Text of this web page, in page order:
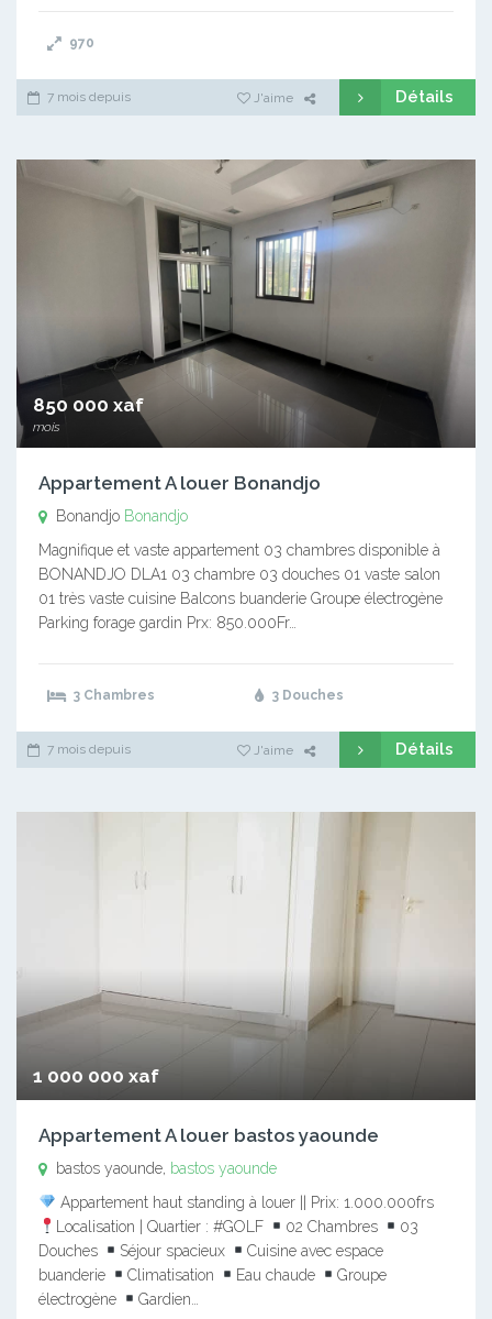
970
7 mois depuis J'aime Détails
850 000 xaf
mois
Appartement A louer Bonandjo
Bonandjo Bonandjo
Magnifique et vaste appartement 03 chambres disponible à
BONANDJO DLA1 03 chambre 03 douches 01 vaste salon
01 très vaste cuisine Balcons buanderie Groupe électrogène
Parking forage gardin Prx: 850.000Fr…
3 Chambres 3 Douches
7 mois depuis J'aime Détails
1 000 000 xaf
Appartement A louer bastos yaounde
bastos yaounde, bastos yaounde
Appartement haut standing à louer || Prix: 1.000.000frs
Localisation | Quartier : #GOLF
02 Chambres
03
Douches
Séjour spacieux
Cuisine avec espace
buanderie
Climatisation Eau chaude
Groupe
électrogène
Gardien…